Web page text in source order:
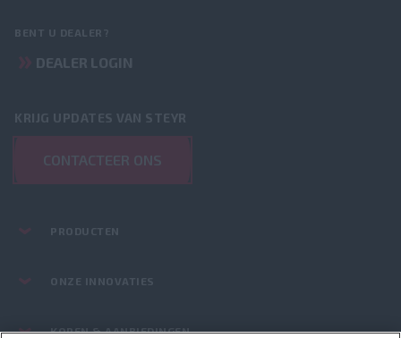
BENT U DEALER?
DEALER LOGIN
KRIJG UPDATES VAN STEYR
CONTACTEER ONS
PRODUCTEN
ONZE INNOVATIES
KOPEN & AANBIEDINGEN